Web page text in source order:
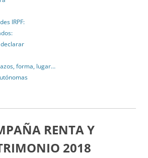
IRPF:
forma, lugar…
RENTA Y
2018